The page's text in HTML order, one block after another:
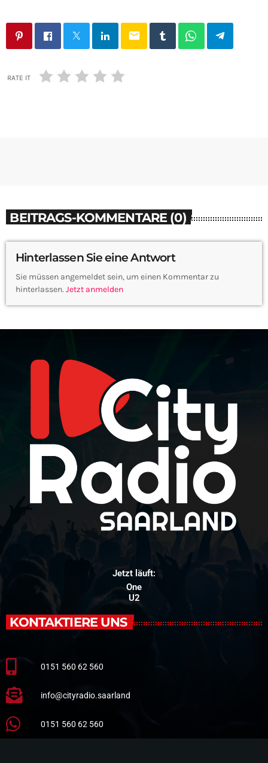
email
RATE IT
BEITRAGS-KOMMENTARE (0)
Hinterlassen Sie eine Antwort
Sie müssen angemeldet sein, um einen Kommentar zu
hinterlassen. Jetzt anmelden
Jetzt läuft:
One
U2
KONTAKTIERE UNS
0151 560 62 560
info@cityradio.saarland
0151 560 62 560